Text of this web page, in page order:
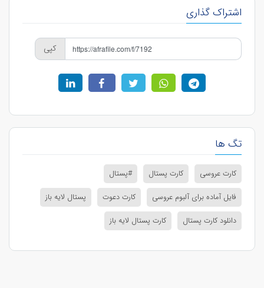
اشتراک گذاری
کپی
تگ ها
کارت عروسی کارت پستال
#پستال
فایل آماده برای آلبوم عروسی
کارت دعوت
پستال لایه باز
دانلود کارت پستال
کارت پستال لایه باز